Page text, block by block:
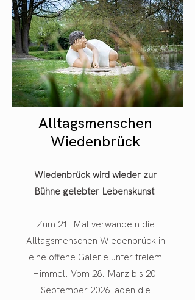
Alltagsmenschen
Wiedenbrück
Wiedenbrück wird wieder zur
Bühne gelebter Lebenskunst
Zum 21. Mal verwandeln die
Alltagsmenschen Wiedenbrück in
eine offene Galerie unter freiem
Himmel. Vom 28. März bis 20.
September 2026 laden die